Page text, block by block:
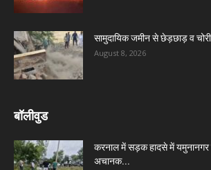
सामुदायिक जमीन से छेड़छाड़ व चोरी
August 8, 2026
बॉलीवुड
करनाल में सड़क हादसे में
अचानक...